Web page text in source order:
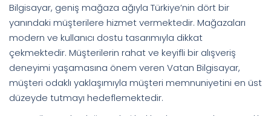
Bilgisayar, geniş mağaza ağıyla Türkiye’nin dört bir
yanındaki müşterilere hizmet vermektedir. Mağazaları
modern ve kullanıcı dostu tasarımıyla dikkat
çekmektedir. Müşterilerin rahat ve keyifli bir alışveriş
deneyimi yaşamasına önem veren Vatan Bilgisayar,
müşteri odaklı yaklaşımıyla müşteri memnuniyetini en üst
düzeyde tutmayı hedeflemektedir.